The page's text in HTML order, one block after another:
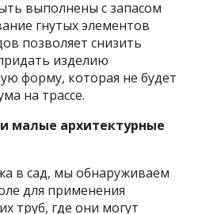
выполнены с запасом
гнутых элементов
позволяет снизить
изделию
форму, которая не будет
на трассе.
малые архитектурные
в сад, мы обнаруживаем
для применения
труб, где они могут